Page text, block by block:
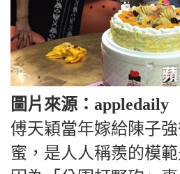
圖片來源：appledaily
傅天穎當年嫁給陳子
蜜，是人人稱羨的模